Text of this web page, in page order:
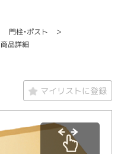
門柱・ポスト
商品詳細
マイリストに登録